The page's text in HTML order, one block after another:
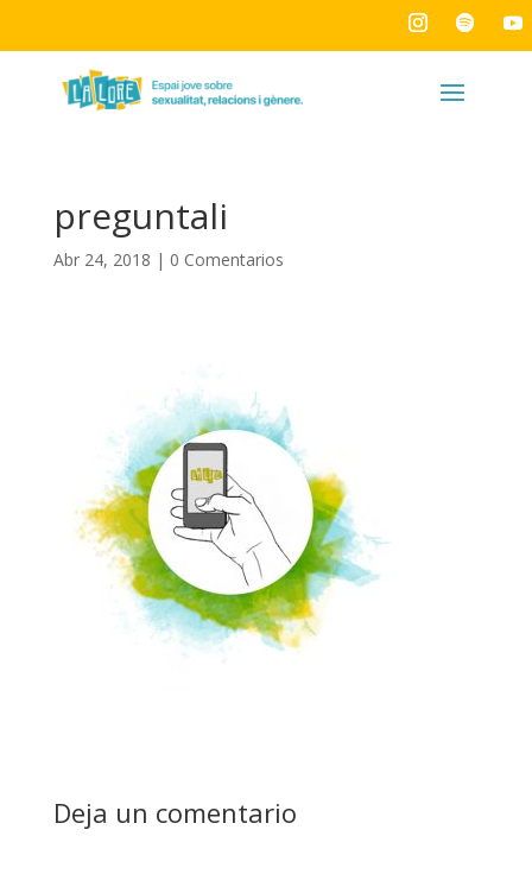
preguntali
Abr 24, 2018 | 0 Comentarios
Deja un comentario